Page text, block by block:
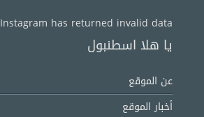
Instagram has returned invalid data.
يا هلا اسطنبول
عن الموقع
أخبار الموقع